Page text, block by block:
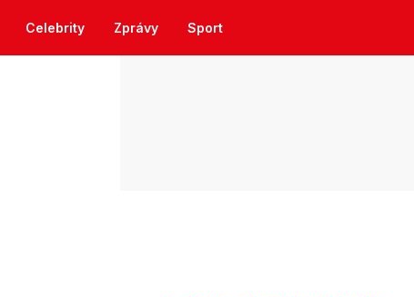
Celebrity Zprávy Sport